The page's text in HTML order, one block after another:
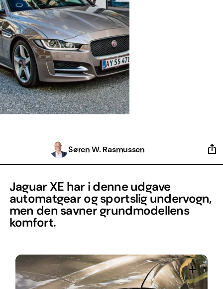
Søren W. Rasmussen
Jaguar XE har i denne udgave
automatgear og sportslig undervogn,
men den savner grundmodellens
komfort.